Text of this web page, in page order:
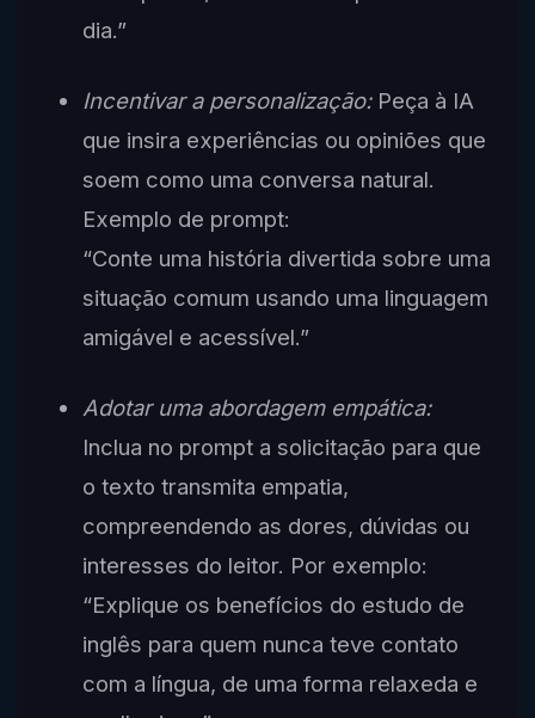
dia.”
Incentivar a personalização:Peça à IA
que insira experiências ou opiniões que
soem como uma conversa natural.
Exemplo de prompt:
“Conte uma história divertida sobre uma
situação comum usando uma linguagem
amigável e acessível.”
Adotar uma abordagem empática:
Inclua no prompt a solicitação para que
o texto transmita empatia,
compreendendo as dores, dúvidas ou
interesses do leitor. Por exemplo:
“Explique os benefícios do estudo de
inglês para quem nunca teve contato
com a língua, de uma forma relaxeda e